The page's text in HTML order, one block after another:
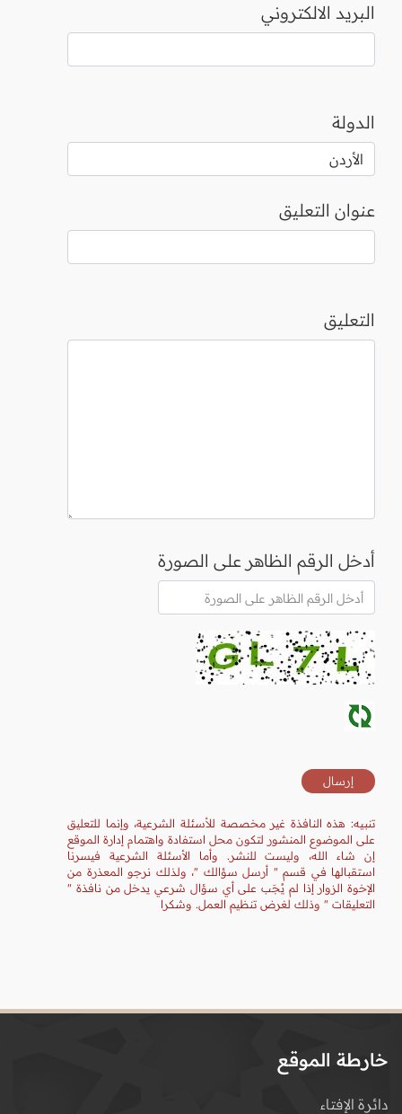
البريد الالكتروني
الدولة
عنوان التعليق
التعليق
أدخل الرقم الظاهر على الصورة
تنبيه: هذه النافذة غير مخصصة للأسئلة الشرعية، وإنما للتعليق
على الموضوع المنشور لتكون محل استفادة واهتمام إدارة الموقع
إن شاء الله، وليست للنشر. وأما الأسئلة الشرعية فيسرنا
استقبالها في قسم " أرسل سؤالك "، ولذلك نرجو المعذرة من
الإخوة الزوار إذا لم يُجَب على أي سؤال شرعي يدخل من نافذة "
التعليقات " وذلك لغرض تنظيم العمل. وشكرا
خارطة الموقع
دائرة الإفتاء